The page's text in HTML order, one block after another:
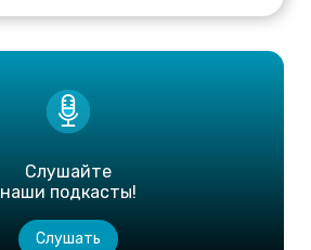
Слушайте
наши подкасты!
Слушать